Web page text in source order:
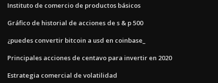
Instituto de comercio de productos básicos
Gráfico de historial de acciones de s & p 500
¿puedes convertir bitcoin a usd en coinbase_
Principales acciones de centavo para invertir en 2020
Estrategia comercial de volatilidad